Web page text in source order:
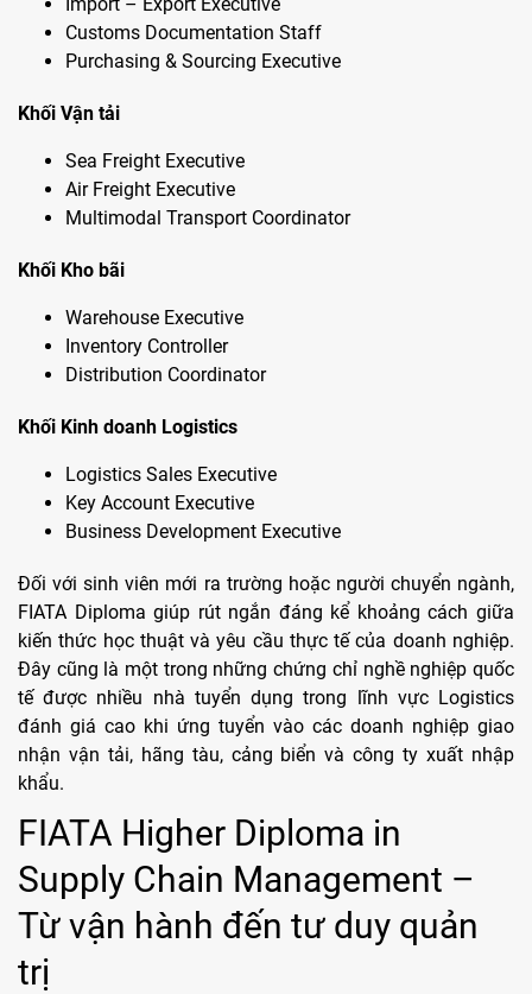
Customs Documentation Staff
Purchasing & Sourcing Executive
Khối Vận tải
Sea Freight Executive
Air Freight Executive
Multimodal Transport Coordinator
Khối Kho bãi
Warehouse Executive
Inventory Controller
Distribution Coordinator
Khối Kinh doanh Logistics
Logistics Sales Executive
Key Account Executive
Business Development Executive
Đối với sinh viên mới ra trường hoặc người chuyển ngành,
FIATA Diploma giúp rút ngắn đáng kể khoảng cách giữa
kiến thức học thuật và yêu cầu thực tế của doanh nghiệp.
Đây cũng là một trong những chứng chỉ nghề nghiệp quốc
tế được nhiều nhà tuyển dụng trong lĩnh vực Logistics
đánh giá cao khi ứng tuyển vào các doanh nghiệp giao
nhận vận tải, hãng tàu, cảng biển và công ty xuất nhập
khẩu.
FIATA Higher Diploma in
Supply Chain Management –
Từ vận hành đến tư duy quản
trị